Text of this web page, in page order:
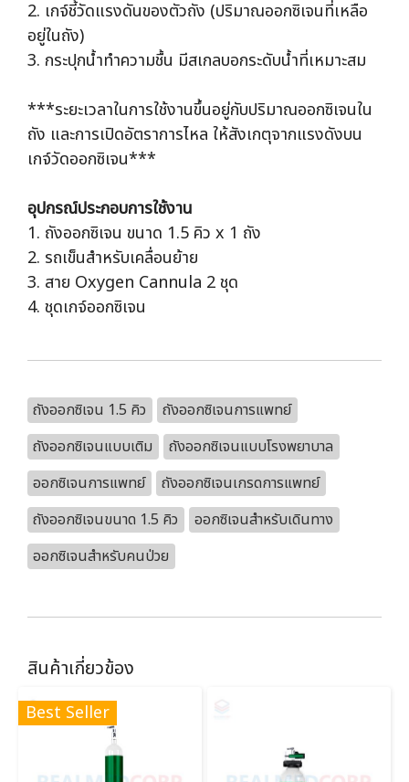
2. เกจ์ชี้วัดแรงดันของตัวถัง (ปริมาณออกซิเจนที่เหลือ
อยู่ในถัง)
3. กระปุกน้ำทำความชื้น มีสเกลบอกระดับน้ำที่เหมาะสม
***ระยะเวลาในการใช้งานขึ้นอยู่กับปริมาณออกซิเจนใน
ถัง และการเปิดอัตราการไหล ให้สังเกตุจากแรงดังบน
เกจ์วัดออกซิเจน***
อุปกรณ์ประกอบการใช้งาน
1. ถังออกซิเจน ขนาด 1.5 คิว x 1 ถัง
2. รถเข็นสำหรับเคลื่อนย้าย
3. สาย Oxygen Cannula 2 ชุด
4. ชุดเกจ์ออกซิเจน
ถังออกซิเจน 1.5 คิว
ถังออกซิเจนการแพทย์
ถังออกซิเจนแบบเติม
ถังออกซิเจนแบบโรงพยาบาล
ออกซิเจนการแพทย์
ถังออกซิเจนเกรดการแพทย์
ถังออกซิเจนขนาด 1.5 คิว
ออกซิเจนสำหรับเดินทาง
ออกซิเจนสำหรับคนป่วย
สินค้าเกี่ยวข้อง
Best Seller